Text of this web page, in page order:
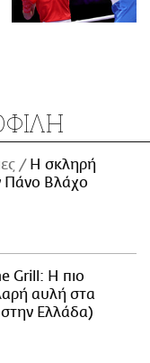
H σκληρή
Πάνο Βλάχο
Grill: Η πιο
αυλή στα
στην Ελλάδα)